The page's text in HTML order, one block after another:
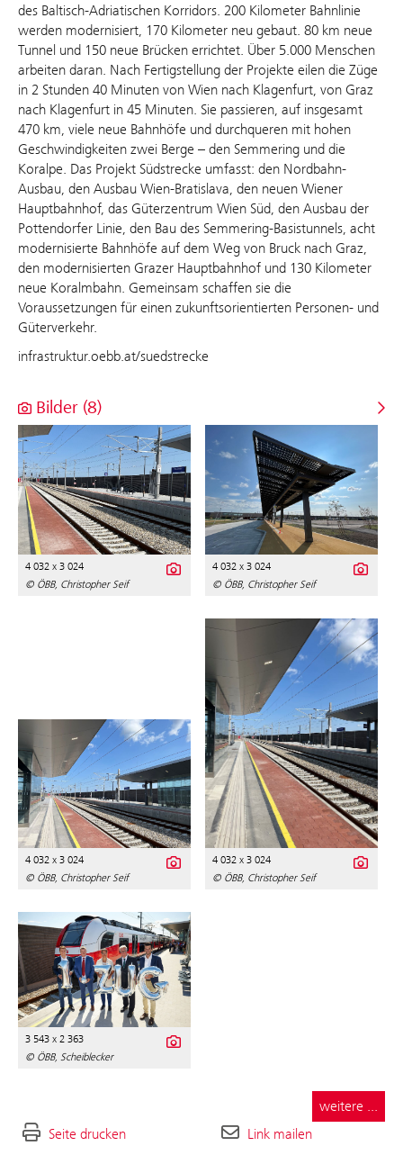
des Baltisch-Adriatischen Korridors. 200 Kilometer Bahnlinie
werden modernisiert, 170 Kilometer neu gebaut. 80 km neue
Tunnel und 150 neue Brücken errichtet. Über 5.000 Menschen
arbeiten daran. Nach Fertigstellung der Projekte eilen die Züge
in 2 Stunden 40 Minuten von Wien nach Klagenfurt, von Graz
nach Klagenfurt in 45 Minuten. Sie passieren, auf insgesamt
470 km, viele neue Bahnhöfe und durchqueren mit hohen
Geschwindigkeiten zwei Berge – den Semmering und die
Koralpe. Das Projekt Südstrecke umfasst: den Nordbahn-
Ausbau, den Ausbau Wien-Bratislava, den neuen Wiener
Hauptbahnhof, das Güterzentrum Wien Süd, den Ausbau der
Pottendorfer Linie, den Bau des Semmering-Basistunnels, acht
modernisierte Bahnhöfe auf dem Weg von Bruck nach Graz,
den modernisierten Grazer Hauptbahnhof und 130 Kilometer
neue Koralmbahn. Gemeinsam schaffen sie die
Voraussetzungen für einen zukunftsorientierten Personen- und
Güterverkehr.
infrastruktur.oebb.at/suedstrecke
Bilder (8)
4 032 x 3 024
© ÖBB, Christopher Seif
4 032 x 3 024
© ÖBB, Christopher Seif
4 032 x 3 024
© ÖBB, Christopher Seif
4 032 x 3 024
© ÖBB, Christopher Seif
3 543 x 2 363
© ÖBB, Scheiblecker
weitere ...
Seite drucken
Link mailen